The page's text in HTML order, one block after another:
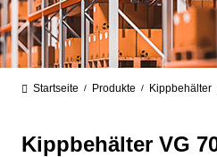
Startseite / Produkte / Kippbehälter
Kippbehälter VG